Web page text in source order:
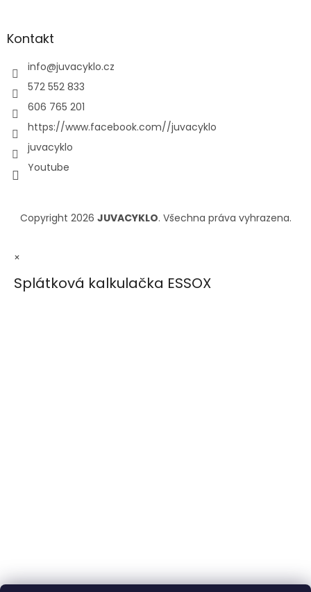
Kontakt
info@juvacyklo.cz
572 552 833
606 765 201
https://www.facebook.com//juvacyklo
juvacyklo
Youtube
Copyright 2026 JUVACYKLO. Všechna práva vyhrazena.
×
Splátková kalkulačka ESSOX